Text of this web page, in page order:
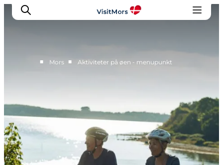
Info om Mors
Overnatning
Pakketure / Ferieophold
Planlæg din tur
■ Mors ■ Aktiviteter på øen - menupunkt